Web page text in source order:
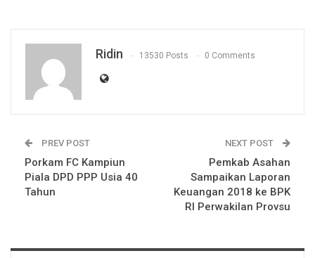
Ridin 13530 Posts 0 Comments
PREV POST
Porkam FC Kampiun
Piala DPD PPP Usia 40
Tahun
NEXT POST
Pemkab Asahan
Sampaikan Laporan
Keuangan 2018 ke BPK
RI Perwakilan Provsu